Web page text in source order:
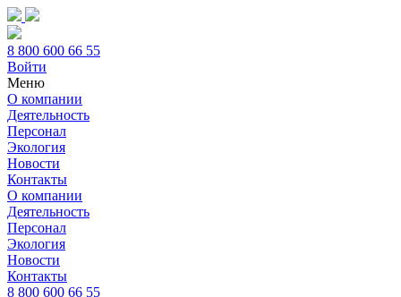
8 800 600 66 55
Войти
Меню
О компании
Деятельность
Персонал
Экология
Новости
Контакты
О компании
Деятельность
Персонал
Экология
Новости
Контакты
8 800 600 66 55